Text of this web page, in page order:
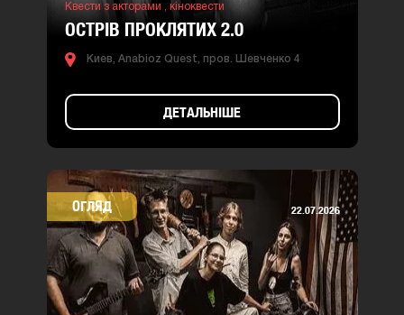
Квести з акторами , кіноквести
ОСТРІВ ПРОКЛЯТИХ 2.0
Киев, Anabioz Quest, пров. Шевченко 4
ДЕТАЛЬНІШЕ
ОГЛЯД 22.07.2026